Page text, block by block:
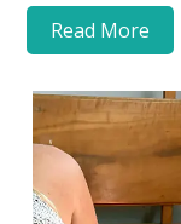
Read More